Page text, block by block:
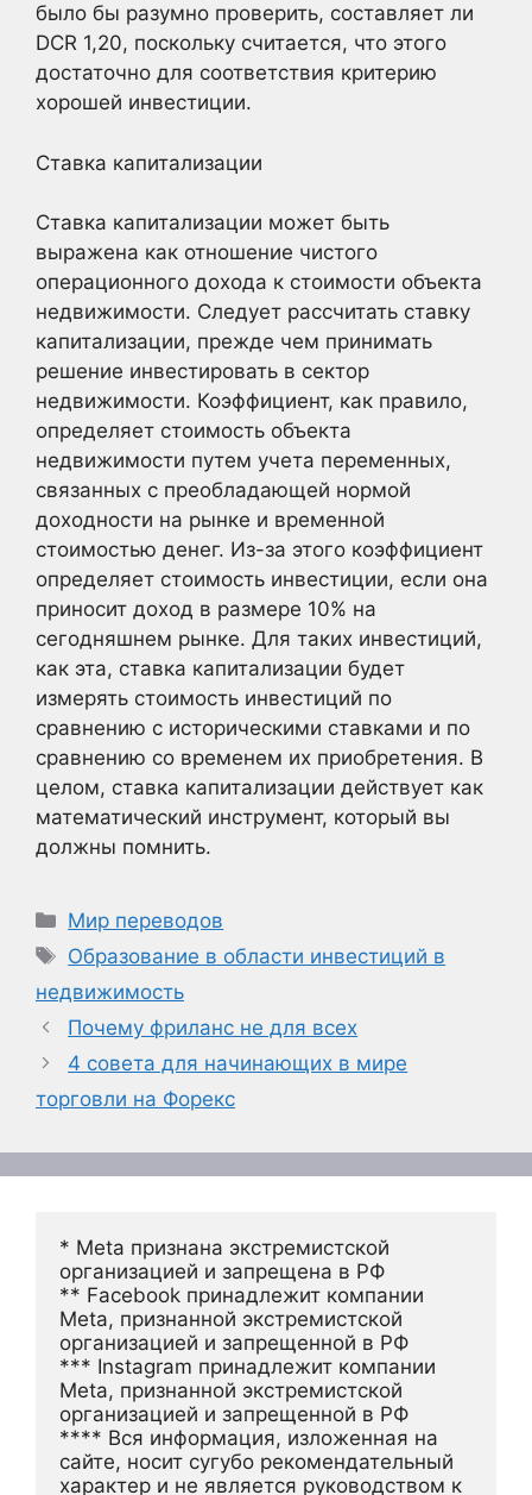
было бы разумно проверить, составляет ли
DCR 1,20, поскольку считается, что этого
достаточно для соответствия критерию
хорошей инвестиции.
Ставка капитализации
Ставка капитализации может быть
выражена как отношение чистого
операционного дохода к стоимости объекта
недвижимости. Следует рассчитать ставку
капитализации, прежде чем принимать
решение инвестировать в сектор
недвижимости. Коэффициент, как правило,
определяет стоимость объекта
недвижимости путем учета переменных,
связанных с преобладающей нормой
доходности на рынке и временной
стоимостью денег. Из-за этого коэффициент
определяет стоимость инвестиции, если она
приносит доход в размере 10% на
сегодняшнем рынке. Для таких инвестиций,
как эта, ставка капитализации будет
измерять стоимость инвестиций по
сравнению с историческими ставками и по
сравнению со временем их приобретения. В
целом, ставка капитализации действует как
математический инструмент, который вы
должны помнить.
Рубрики
Мир переводов
Метки
Образование в области инвестиций в
недвижимость
Почему фриланс не для всех
4 совета для начинающих в мире
торговли на Форекс
* Meta признана экстремистской
организацией и запрещена в РФ
** Facebook принадлежит компании
Meta, признанной экстремистской
организацией и запрещенной в РФ
*** Instagram принадлежит компании
Meta, признанной экстремистской
организацией и запрещенной в РФ
**** Вся информация, изложенная на
сайте, носит сугубо рекомендательный
характер и не является руководством к